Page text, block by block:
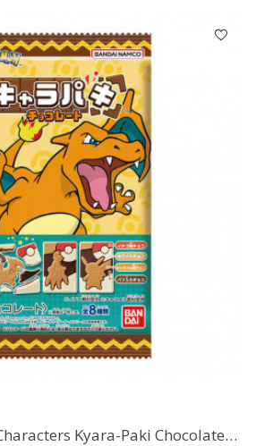
Bandai Pokemon Characters Kyara-Paki Chocolate (3)